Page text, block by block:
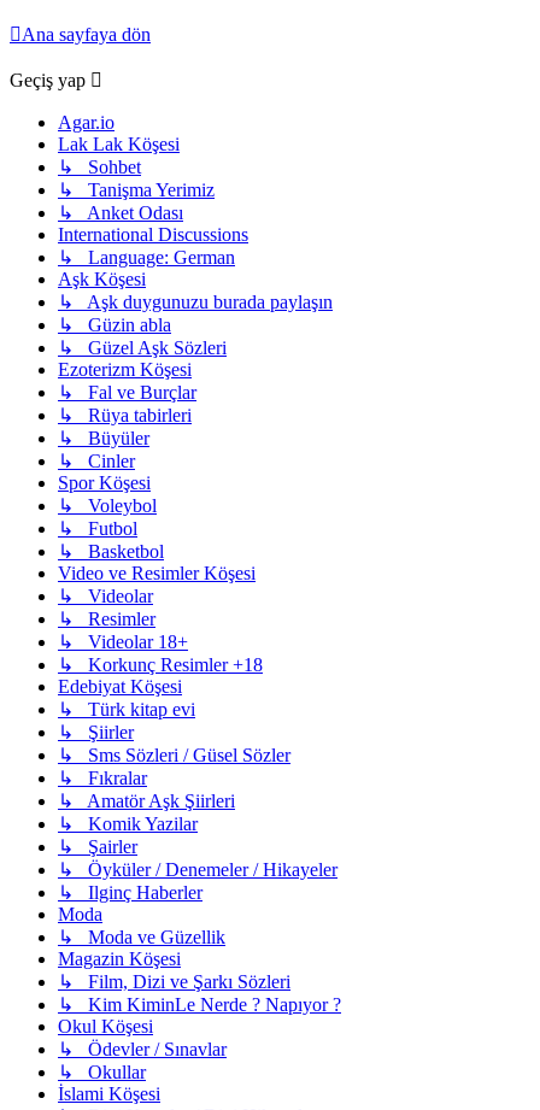
Ana sayfaya dön
Geçiş yap
Agar.io
Lak Lak Köşesi
↳ Sohbet
↳ Tanişma Yerimiz
↳ Anket Odası
International Discussions
↳ Language: German
Aşk Köşesi
↳ Aşk duygunuzu burada paylaşın
↳ Güzin abla
↳ Güzel Aşk Sözleri
Ezoterizm Köşesi
↳ Fal ve Burçlar
↳ Rüya tabirleri
↳ Büyüler
↳ Cinler
Spor Köşesi
↳ Voleybol
↳ Futbol
↳ Basketbol
Video ve Resimler Köşesi
↳ Videolar
↳ Resimler
↳ Videolar 18+
↳ Korkunç Resimler +18
Edebiyat Köşesi
↳ Türk kitap evi
↳ Şiirler
↳ Sms Sözleri / Güsel Sözler
↳ Fıkralar
↳ Amatör Aşk Şiirleri
↳ Komik Yazilar
↳ Şairler
↳ Öyküler / Denemeler / Hikayeler
↳ Ilginç Haberler
Moda
↳ Moda ve Güzellik
Magazin Köşesi
↳ Film, Dizi ve Şarkı Sözleri
↳ Kim KiminLe Nerde ? Napıyor ?
Okul Köşesi
↳ Ödevler / Sınavlar
↳ Okullar
İslami Köşesi